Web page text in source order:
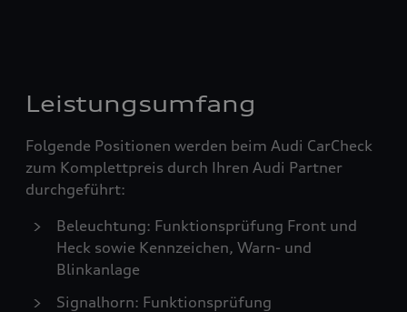
Leistungsumfang
Folgende Positionen werden beim Audi CarCheck
zum Komplettpreis durch Ihren Audi Partner
durchgeführt:
Beleuchtung: Funktionsprüfung Front und
Heck sowie Kennzeichen, Warn- und
Blinkanlage
Signalhorn: Funktionsprüfung